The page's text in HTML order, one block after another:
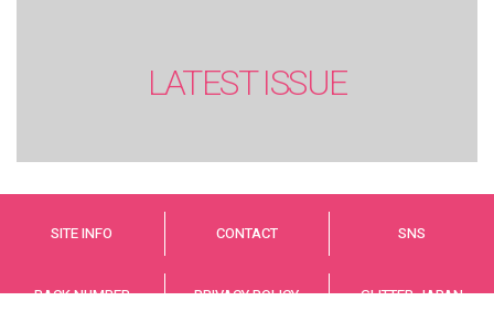
LATEST ISSUE
SITE INFO CONTACT SNS
BACK NUMBER PRIVACY POLICY GLITTER JAPAN